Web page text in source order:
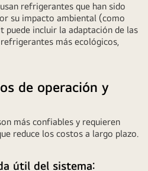
refrigerantes que han sido
su impacto ambiental (como
puede incluir la adaptación de las
más ecológicos,
de operación y
más confiables y requieren
reduce los costos a largo plazo.
útil del sistema: